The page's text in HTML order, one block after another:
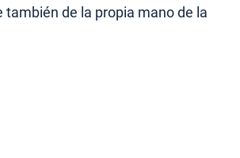
también de la propia mano de la